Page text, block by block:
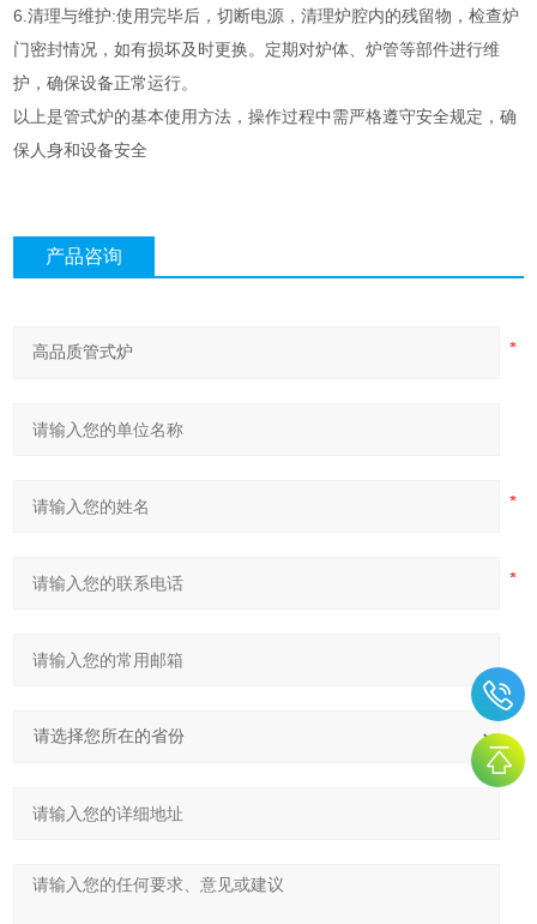
6.清理与维护:使用完毕后，切断电源，清理炉腔内的残留物，检查炉
门密封情况，如有损坏及时更换。定期对炉体、炉管等部件进行维
护，确保设备正常运行。
以上是管式炉的基本使用方法，操作过程中需严格遵守安全规定，确
保人身和设备安全
产品咨询